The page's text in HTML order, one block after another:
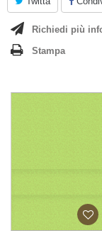
Richiedi più
Stampa